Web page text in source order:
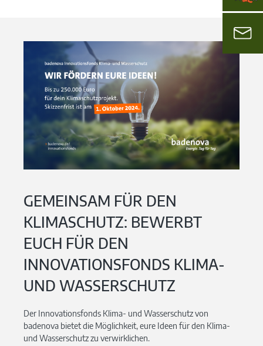
GEMEINSAM FÜR DEN
KLIMASCHUTZ: BEWERBT
EUCH FÜR DEN
INNOVATIONSFONDS KLIMA-
UND WASSERSCHUTZ
Der Innovationsfonds Klima- und Wasserschutz von
badenova bietet die Möglichkeit, eure Ideen für den Klima-
und Wasserschutz zu verwirklichen.